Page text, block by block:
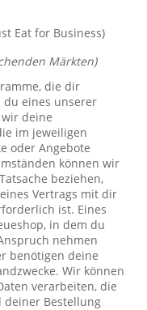
Eat for Business)
Märkten)
die dir
du eines unserer
deine
im jeweiligen
oder Angebote
können wir
beziehen,
Vertrags mit dir
ist. Eines
in dem du
nehmen
benötigen deine
Wir können
verarbeiten, die
deiner Bestellung